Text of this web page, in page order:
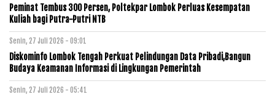
Peminat Tembus 300 Persen, Poltekpar Lombok Perluas Kesempatan
Kuliah bagi Putra-Putri NTB
Senin, 27 Juli 2026 - 09:01
Diskominfo Lombok Tengah Perkuat Pelindungan Data Pribadi,Bangun
Budaya Keamanan Informasi di Lingkungan Pemerintah
Senin, 27 Juli 2026 - 05:41